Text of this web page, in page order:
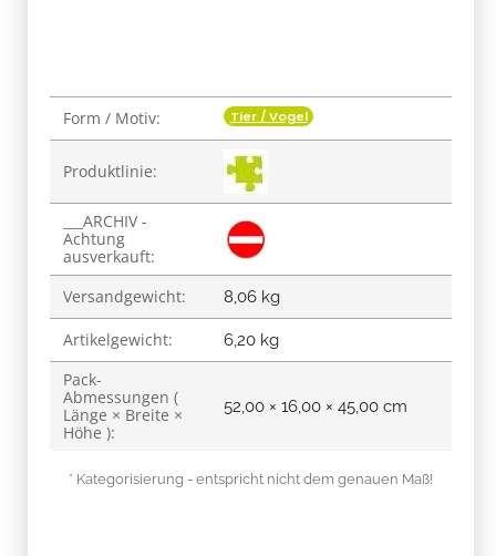
Produkteigenschaft
Wert
Form / Motiv: Tier / Vogel
Produktlinie:
___ARCHIV -
Achtung
ausverkauft:
Versandgewicht:
8,06 kg
Artikelgewicht: 6,20 kg
Pack-
Abmessungen (
Länge × Breite ×
Höhe ):
52,00 × 16,00 × 45,00 cm
* Kategorisierung - entspricht nicht dem genauen Maß!